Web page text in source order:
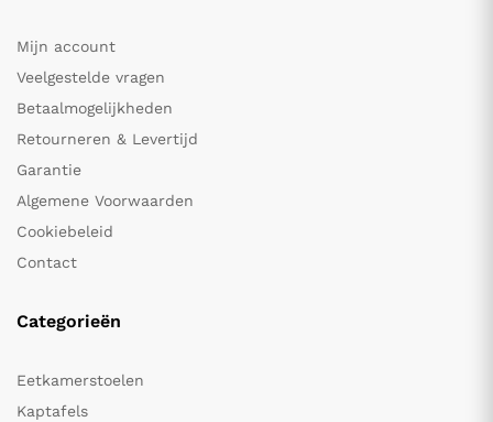
Mijn account
Veelgestelde vragen
Betaalmogelijkheden
Retourneren & Levertijd
Garantie
Algemene Voorwaarden
Cookiebeleid
Contact
Categorieën
Eetkamerstoelen
Kaptafels